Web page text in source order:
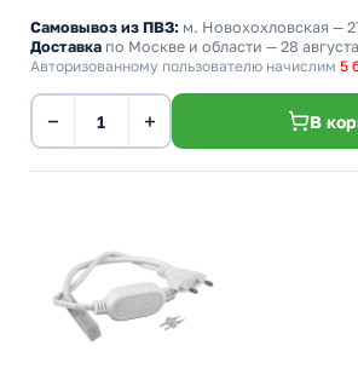
Самовывоз из ПВЗ: м. Новохохловская —
Доставка по Москве и области — 28 августа
Авторизованному пользователю начислим 5
− + В